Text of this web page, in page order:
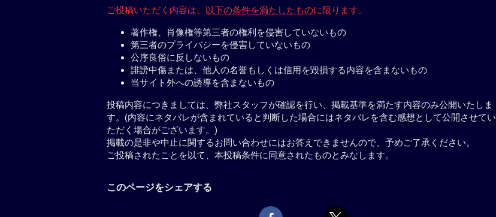
ご投稿いただく内容は、 以下の条件を満たしたものに限ります。
著作権、肖像権等第三者の権利を侵害していないもの
第三者のプライバシーを侵害していないもの
公序良俗に反しないもの
誹謗中傷または、他人の名誉もしくは信用を毀損する内容を含まないもの
当サイト外への誘導を含まないもの
投稿内容につきましては、弊社スタッフが確認を行い、掲載基準を満たす内容のみ公開いたしま
す。(内容にネタバレが含まれていると判断した場合にはネタバレを含む感想として公開させてい
ただく場合がございます。)
掲載の是非や中止に関するお問い合わせにはお答えできませんので、予めご了承ください。
ご投稿されたことを以て、本投稿条件に同意されたものとみなします。
このページをシェアする